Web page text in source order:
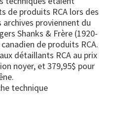
de produits RCA lors des
proviennent du
Shanks & Frère (1920-
de produits RCA.
détaillants RCA au prix
noyer, et 379,95$ pour
technique